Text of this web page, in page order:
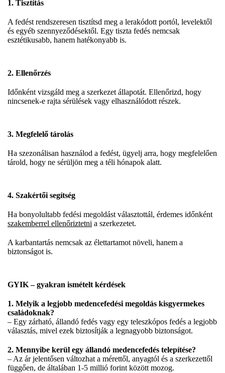
1. Tisztítás
A fedést rendszeresen tisztítsd meg a lerakódott portól, levelektől
és egyéb szennyeződésektől. Egy tiszta fedés nemcsak
esztétikusabb, hanem hatékonyabb is.
2. Ellenőrzés
Időnként vizsgáld meg a szerkezet állapotát. Ellenőrizd, hogy
nincsenek-e rajta sérülések vagy elhasználódott részek.
3. Megfelelő tárolás
Ha szezonálisan használod a fedést, ügyelj arra, hogy megfelelően
tárold, hogy ne sérüljön meg a téli hónapok alatt.
4. Szakértői segítség
Ha bonyolultabb fedési megoldást választottál, érdemes időnként
szakemberrel ellenőriztetni a szerkezetet.
A karbantartás nemcsak az élettartamot növeli, hanem a
biztonságot is.
GYIK – gyakran ismételt kérdések
1. Melyik a legjobb medencefedési megoldás kisgyermekes
családoknak?
– Egy zárható, állandó fedés vagy egy teleszkópos fedés a legjobb
választás, mivel ezek biztosítják a legnagyobb biztonságot.
2. Mennyibe kerül egy állandó medencefedés telepítése?
– Az ár jelentősen változhat a mérettől, anyagtól és a szerkezettől
függően, de általában 1-5 millió forint között mozog.